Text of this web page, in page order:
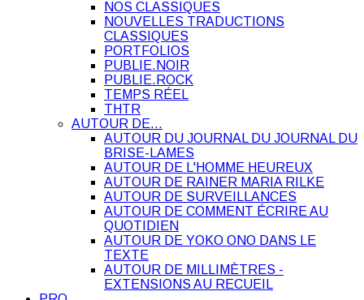
NOS CLASSIQUES
NOUVELLES TRADUCTIONS
CLASSIQUES
PORTFOLIOS
PUBLIE.NOIR
PUBLIE.ROCK
TEMPS RÉEL
THTR
AUTOUR DE…
AUTOUR DU JOURNAL DU JOURNAL DU
BRISE-LAMES
AUTOUR DE L'HOMME HEUREUX
AUTOUR DE RAINER MARIA RILKE
AUTOUR DE SURVEILLANCES
AUTOUR DE COMMENT ÉCRIRE AU
QUOTIDIEN
AUTOUR DE YOKO ONO DANS LE
TEXTE
AUTOUR DE MILLIMÈTRES -
EXTENSIONS AU RECUEIL